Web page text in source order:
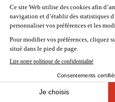
Nos
donatrices